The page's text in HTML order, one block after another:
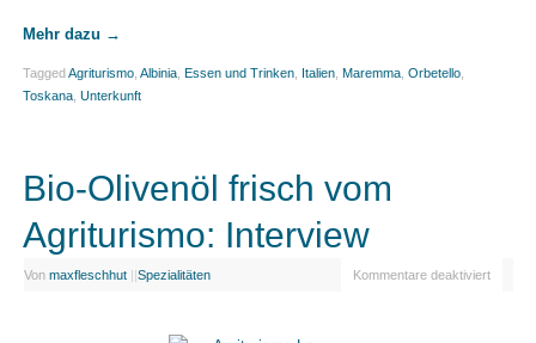
Mehr dazu →
Tagged Agriturismo, Albinia, Essen und Trinken, Italien, Maremma, Orbetello,
Toskana, Unterkunft
Bio-Olivenöl frisch vom
Agriturismo: Interview
Von maxfleschhut Spezialitäten Kommentare deaktiviert